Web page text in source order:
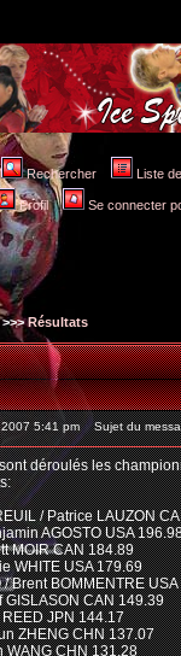
Rechercher Liste
Profil Se connecter
>>>Résultats
5:41 pm Sujet du
déroulés les
/ Patrice LAUZON
AGOSTO USA
MOIR CAN 184.89
WHITE USA 179.69
Brent BOMMENTRE
GISLASON CAN 149.39
JPN 144.17
ZHENG CHN 137.07
WANG CHN 131.28